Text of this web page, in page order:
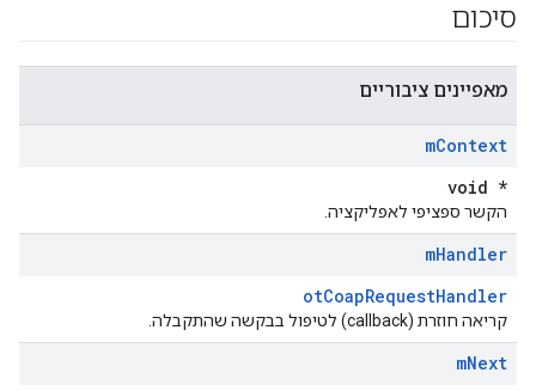
סיכום
מאפיינים ציבוריים
mContext
void *
הקשר ספציפי לאפליקציה.
mHandler
otCoapRequestHandler
קריאה חוזרת (callback) לטיפול בבקשה שהתקבלה.
mNext